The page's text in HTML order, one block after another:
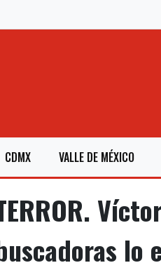
CDMX VALLE DE MÉXICO
lo